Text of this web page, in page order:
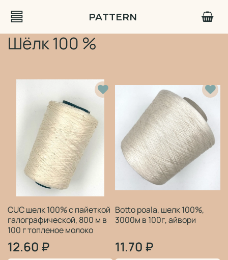
PATTERN
Шёлк 100 %
CUC шелк 100% с пайеткой
галографической, 800 м в
100 г топленое молоко
12.60 ₽
Botto poala, шелк 100%,
3000м в 100г, айвори
11.70 ₽